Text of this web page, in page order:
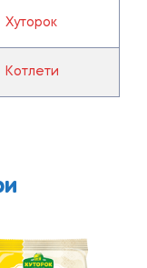
Хуторок
Котлети